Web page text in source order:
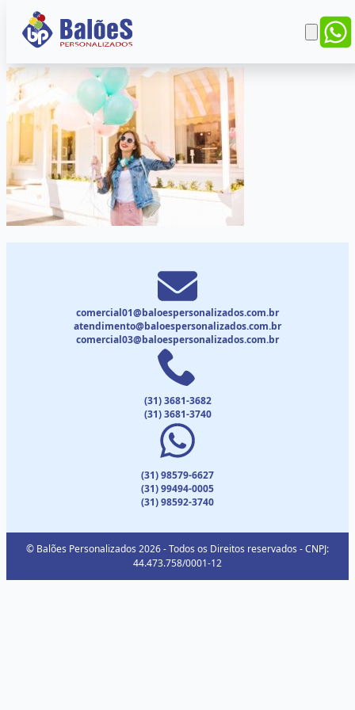
comercial01@baloespersonalizados.com.br
atendimento@baloespersonalizados.com.br
comercial03@baloespersonalizados.com.br
(31) 3681-3682
(31) 3681-3740
(31) 98579-6627
(31) 99494-0005
(31) 98592-3740
© Balões Personalizados 2026 - Todos os Direitos reservados - CNPJ:
44.473.758/0001-12